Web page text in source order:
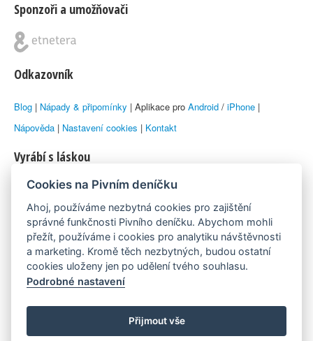
Sponzoři a umožňovači
Odkazovník
Blog | Nápady & připomínky | Aplikace pro Android / iPhone |
Nápověda | Nastavení cookies | Kontakt
Vyrábí s láskou
© 2010–2026 byLukáš Zemanaka Emka
Máme rádi
Pivní.info
Poznámka pod čarou
Pivní deníček je nezávislý zdroj, který není spjat s žádným
Cookies na Pivním deníčku
Ahoj, používáme nezbytná cookies pro zajištění
správné funkčnosti Pivního deníčku. Abychom mohli
přežít, používáme i cookies pro analytiku návštěvnosti
a marketing. Kromě těch nezbytných, budou ostatní
cookies uloženy jen po udělení tvého souhlasu.
Podrobné nastavení
Přijmout vše